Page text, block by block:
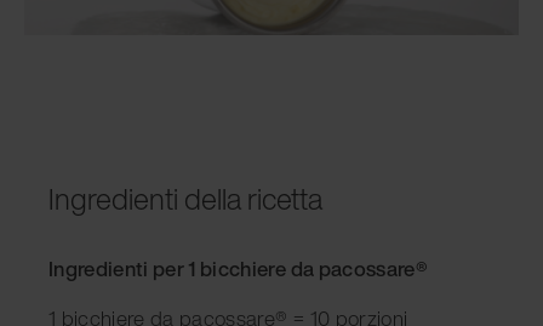
Ingredienti della ricetta
Ingredienti per 1 bicchiere da pacossare®
1 bicchiere da pacossare® = 10 porzioni